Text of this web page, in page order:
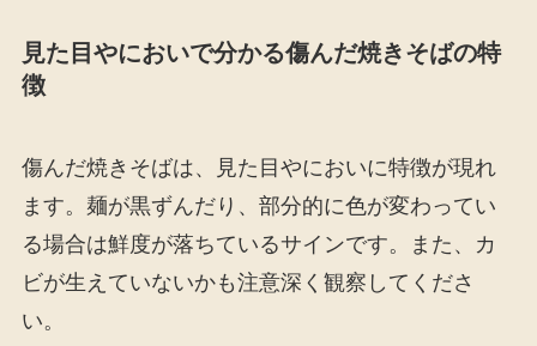
見た目やにおいで分かる傷んだ焼きそばの特
徴
傷んだ焼きそばは、見た目やにおいに特徴が現れ
ます。麺が黒ずんだり、部分的に色が変わってい
る場合は鮮度が落ちているサインです。また、カ
ビが生えていないかも注意深く観察してくださ
い。